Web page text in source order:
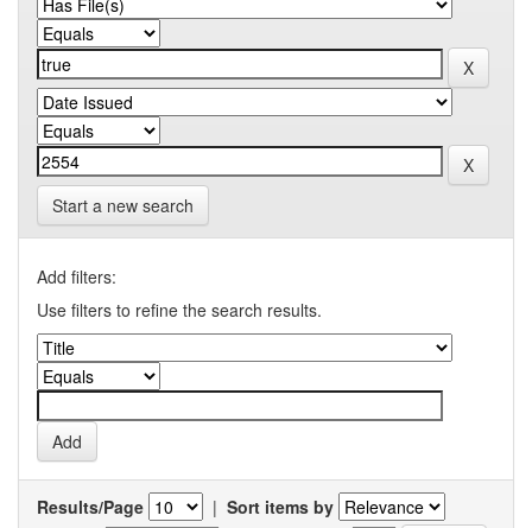
Start a new search
Add filters:
Use filters to refine the search results.
Results/Page | Sort items by